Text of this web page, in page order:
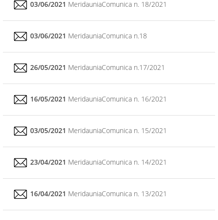
03/06/2021 MeridauniaComunica n. 18/2021
03/06/2021 MeridauniaComunica n.18
26/05/2021 MeridauniaComunica n.17/2021
16/05/2021 MeridauniaComunica n. 16/2021
03/05/2021 MeridauniaComunica n. 15/2021
23/04/2021 MeridauniaComunica n. 14/2021
16/04/2021 MeridauniaComunica n. 13/2021